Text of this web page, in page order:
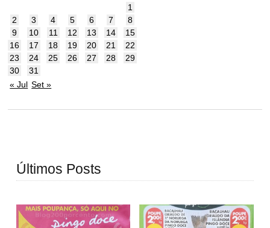
1
2
3 4 5 6 7
8
9
10 11 12 13 14
15
16
17 18 19 20 21
22
23
24 25 26 27 28
29
30
31
« Jul Set »
Últimos Posts